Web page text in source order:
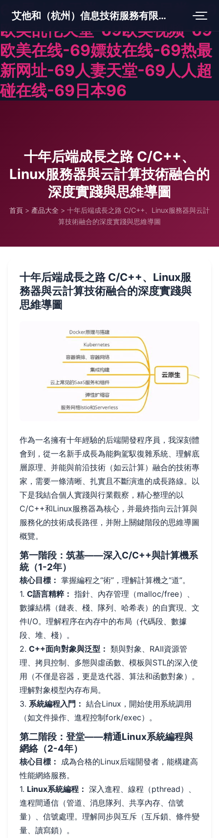
69男人的天堂-69欧美另类-69
欧美乱伦天堂-69欧美视频-69
欧美在线-69嫖妓在线-69热最
新网址-69人妻天堂-69人人超
碰在线-69日本96
艾他和（杭州）信息技術服務有限公司
十年后端成長之路 C/C++、
Linux服務器與云計算技術融合的
深度實踐與思維導圖
首頁 > 產品大全 > 十年后端成長之路 C/C++、Linux服務器與云計
算技術融合的深度實踐與思維導圖
十年后端成長之路 C/C++、Linux服
務器與云計算技術融合的深度實踐與
思維導圖
作為一名擁有十年經驗的后端開發程序員，我深刻體
會到，從一名新手成長為能夠駕馭復雜系統、理解底
層原理、并能與前沿技術（如云計算）融合的技術專
家，需要一條清晰、扎實且不斷演進的成長路線。以
下是我結合個人實踐與行業觀察，精心整理的以
C/C++和Linux服務器為核心，并最終指向云計算與
服務化的技術成長路徑，并附上關鍵階段的思維導圖
概覽。
第一階段：筑基——深入C/C++與計算機系
統（1-2年）
核心目標： 掌握編程之“術”，理解計算機之“道”。
1. C語言精粹： 指針、內存管理（malloc/free）、
數據結構（鏈表、棧、隊列、哈希表）的自實現、文
件I/O。理解程序在內存中的布局（代碼段、數據
段、堆、棧）。
2. C++面向對象與泛型： 類與對象、RAII資源管
理、拷貝控制、多態與虛函數、模板與STL的深入使
用（不僅是容器，更是迭代器、算法和函數對象）。
理解對象模型內存布局。
3. 系統編程入門： 結合Linux，開始使用系統調用
（如文件操作、進程控制fork/exec）。
第二階段：登堂——精通Linux系統編程與
網絡（2-4年）
核心目標：
成為合格的Linux后端開發者，能構建高
性能網絡服務。
1. Linux系統編程： 深入進程、線程（pthread）、
進程間通信（管道、消息隊列、共享內存、信號
量）、信號處理。理解同步與互斥（互斥鎖、條件變
量、讀寫鎖）。